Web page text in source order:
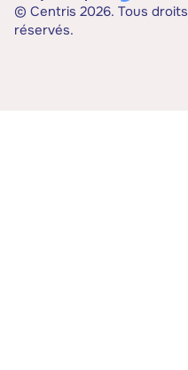
© Centris 2026. Tous droits
réservés.